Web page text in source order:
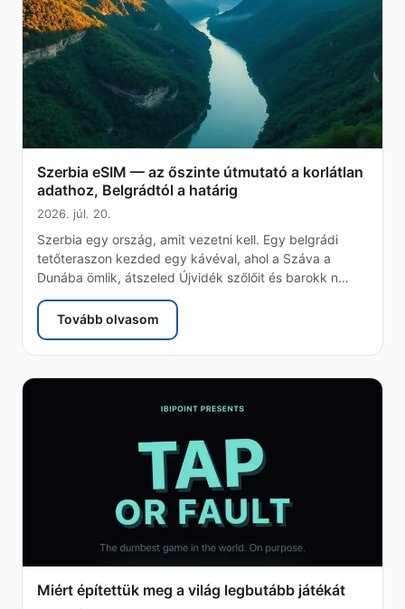
Szerbia eSIM — az őszinte útmutató a korlátlan
adathoz, Belgrádtól a határig
2026. júl. 20.
Szerbia egy ország, amit vezetni kell. Egy belgrádi
tetőteraszon kezded egy kávéval, ahol a Száva a
Dunába ömlik, átszeled Újvidék szőlőit és barokk n…
Tovább olvasom
: Szerbia eSIM — az őszinte útmutató a
Miért építettük meg a világ legbutább játékát